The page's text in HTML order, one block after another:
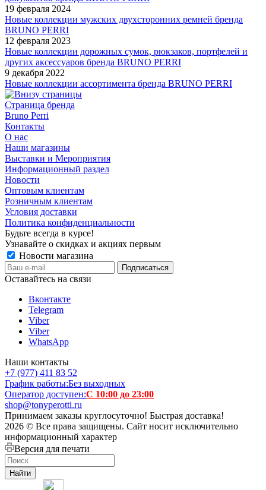
19 февраля 2024
Новые коллекции мужских двухсторонних ремней бренда
BRUNO PERRI
12 февраля 2023
Новые коллекции дорожных сумок, рюкзаков, портфелей и
других аксессуаров бренда BRUNO PERRI
9 декабря 2022
Новые коллекции ассортимента бренда BRUNO PERRI
Страница бренда
Bruno Perri
Контакты
О нас
Наши магазины
Выставки и Мероприятия
Информационный раздел
Новости
Оптовым клиентам
Розничным клиентам
Условия доставки
Политика конфиденциальности
Будьте всегда в курсе!
Узнавайте о скидках и акциях первым
Новости магазина
Оставайтесь на связи
Вконтакте
Telegram
Viber
Viber
WhatsApp
Наши контакты
+7 (977) 411 83 52
График работы:Без выходных
Оператор доступен:С 10:00 до 23:00
shop@tonyperotti.ru
Принимаем заказы круглосуточно! Быстрая доставка!
2026 © Все права защищены. Сайт носит исключительно
информационный характер
Версия для печати
Найти